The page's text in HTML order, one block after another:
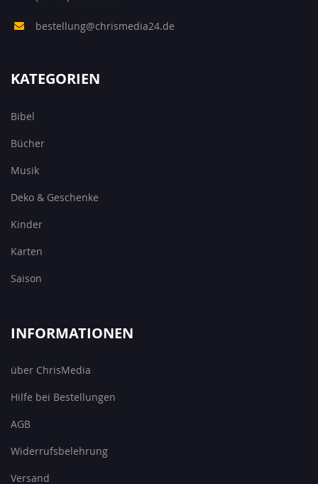
bestellung@chrismedia24.de
KATEGORIEN
Bibel
Bücher
Musik
Deko & Geschenke
Kinder
Karten
Saison
INFORMATIONEN
über ChrisMedia
Hilfe bei Bestellungen
AGB
Widerrufsbelehrung
Versand